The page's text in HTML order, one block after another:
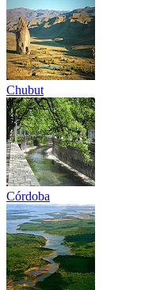
Chubut
Córdoba